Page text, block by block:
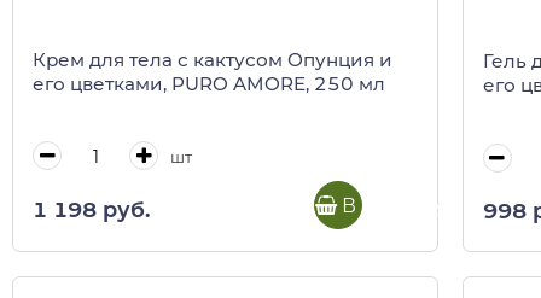
Крем для тела с кактусом Опунция и
его цветками, PURO AMORE, 250 мл
шт
1 198 руб. В корзину
Гель
его
998